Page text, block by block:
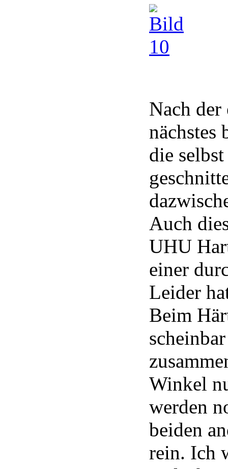
Nach der
nächstes
die
Auch
UHU
einer
Leider
Beim
Winkel
werden
beiden
rein. Ich